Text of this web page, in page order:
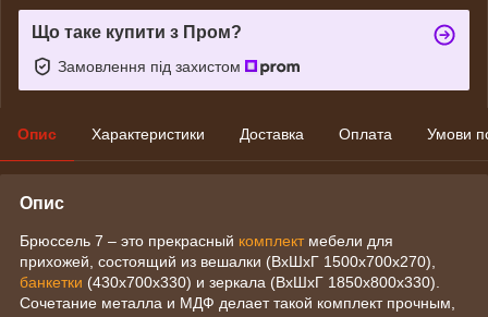
Що таке купити з Пром?
Замовлення під захистом
Опис Характеристики Доставка Оплата Умови
Опис
Брюссель 7 – это прекрасный комплектмебели для
прихожей, состоящий из вешалки (ВхШхГ 1500х700х270),
банкетки (430x700x330) и зеркала (ВхШхГ 1850x800x330).
Сочетание металла и МДФ делает такой комплект прочным,